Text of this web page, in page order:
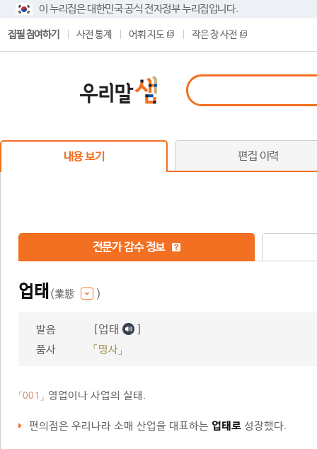
이 누리집은 대한민국 공식 전자정부 누리집입니다.
집필 참여하기 사전 통계 어휘 지도 작은 창 사전
내용 보기 편집 이력
전문가 감수 정보
업태 (業態 )
발음 [업태 ]
품사 「명사」
「001」 영업이나 사업의 실태.
편의점은 우리나라 소매 산업을 대표하는 업태로 성장했다.